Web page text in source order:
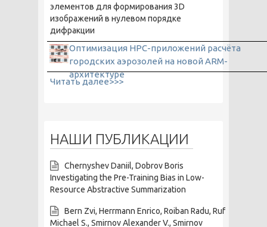
элементов для формирования 3D
изображений в нулевом порядке
дифракции
Оптимизация HPC-приложений расчёта
городских аэрозолей на новой ARM-
архитектуре
Читать далее>>>
НАШИ ПУБЛИКАЦИИ
Chernyshev Daniil, Dobrov Boris
Investigating the Pre-Training Bias in Low-
Resource Abstractive Summarization
Bern Zvi, Herrmann Enrico, Roiban Radu, Ruf
Michael S., Smirnov Alexander V., Smirnov